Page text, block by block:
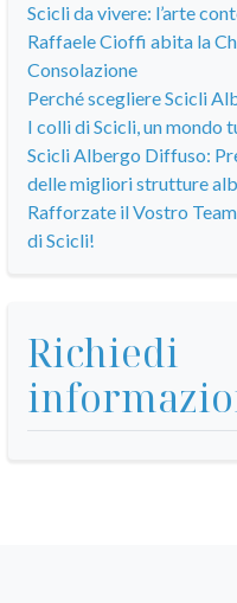
Scicli da vivere: l’arte
Raffaele Cioffi abita la
Consolazione
Perché scegliere Scicli
I colli di Scicli, un mondo
Scicli Albergo Diffuso:
delle migliori strutture
Rafforzate il Vostro
di Scicli!
Richiedi